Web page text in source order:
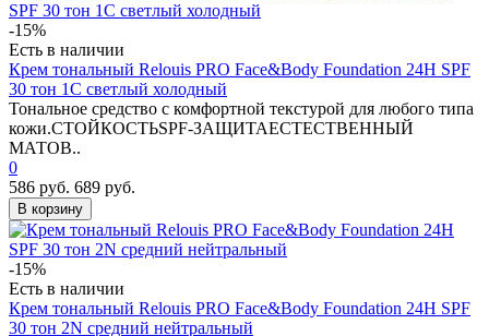
-15%
Есть в наличии
Крем тональный Relouis PRO Face&Body Foundation 24H SPF
30 тон 1С светлый холодный
Тональное средство с комфортной текстурой для любого типа
кожи.СТОЙКОСТЬSPF-ЗАЩИТАЕСТЕСТВЕННЫЙ
МАТОВ..
0
586 руб. 689 руб.
В корзину
-15%
Есть в наличии
Крем тональный Relouis PRO Face&Body Foundation 24H SPF
30 тон 2N средний нейтральный